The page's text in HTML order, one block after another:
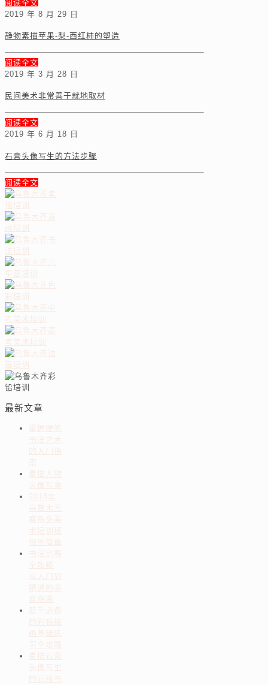
阅读全文
2019 年 8 月 29 日
静物素描苹果-梨-西红柿的塑造
阅读全文
2019 年 3 月 28 日
民间美术非常善于就地取材
阅读全文
2019 年 6 月 18 日
石膏头像写生的方法步骤
阅读全文
最新文章
掌握硬笔
书法艺术
的入门指
南
素描人物
头像写真
2018年
乌鲁木齐
赛龟兔美
术培训班
招生简章
书法比赛
全攻略
从入门到
精通的参
赛指南
新手必备
的彩铅绘
画基础练
习全攻略
素描石膏
头像写生
的光线与